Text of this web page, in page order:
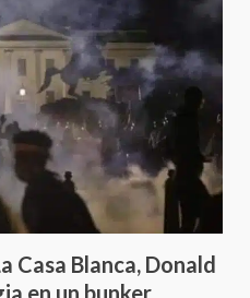
Casa Blanca, Donald
en un bunker.
justicia social para
Oaxaca